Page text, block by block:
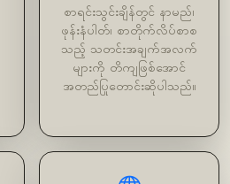
စာရင်းသွင်းချိန်တွင် နာမည်၊
ဖုန်းနံပါတ်၊ စာတိုက်လိပ်စာစ
သည့် သတင်းအချက်အလက်
များကို တိကျဖြစ်အောင်
အတည်ပြုတောင်းဆိုပါသည်။